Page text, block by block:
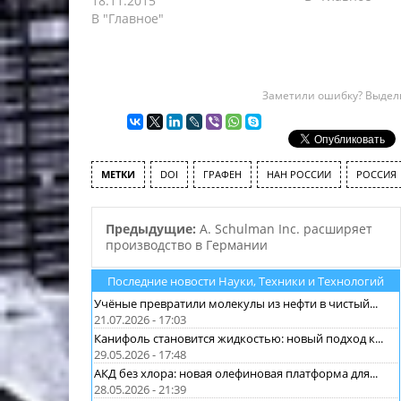
В "Главное"
существуют.
чередование
связей не
правилам
Заметили ошибку?
МЕТКИ DOI ГРАФЕН НАН РОССИИ РОССИЯ
Предыдущие: A. Schulman Inc. расширяет
производство в Германии
Последние новости Науки, Техники и Технологий
Учёные превратили молекулы из нефти в чистый...
21.07.2026 - 17:03
Канифоль становится жидкостью: новый подход к...
29.05.2026 - 17:48
АКД без хлора: новая олефиновая платформа для...
28.05.2026 - 21:39